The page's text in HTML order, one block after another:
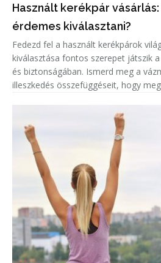
Használt kerékpár
érdemes kiválasztani?
Fedezd fel a használt kerékpárok
kiválasztása fontos szerepet játszik
és biztonságában. Ismerd meg a
illeszkedés összefüggéseit, hogy